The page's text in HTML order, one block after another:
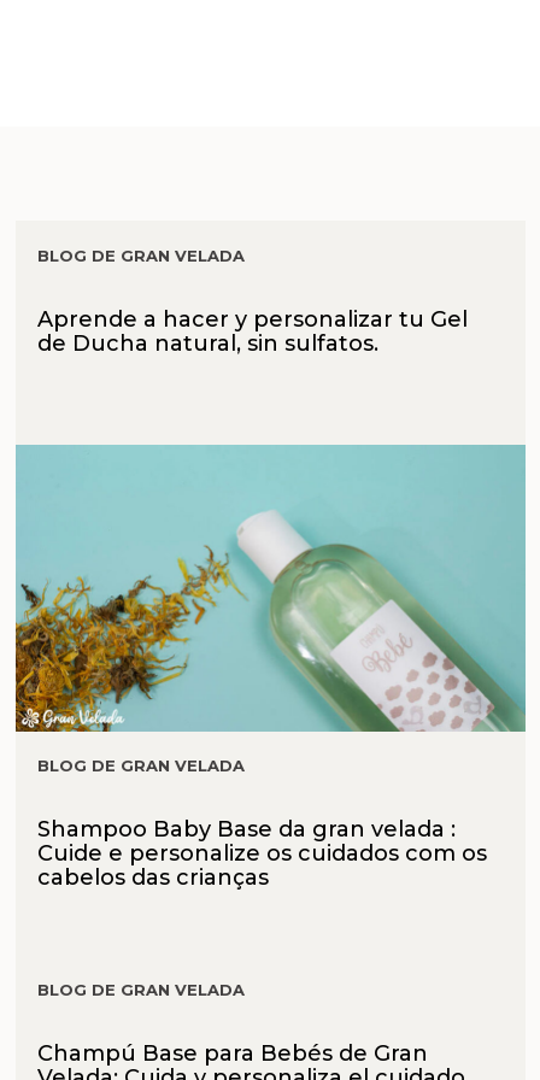
BLOG DE GRAN VELADA
Aprende a hacer y personalizar tu Gel
de Ducha natural, sin sulfatos.
BLOG DE GRAN VELADA
Shampoo Baby Base da gran velada :
Cuide e personalize os cuidados com os
cabelos das crianças
BLOG DE GRAN VELADA
Champú Base para Bebés de Gran